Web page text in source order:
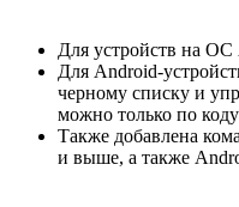
Для устройств на ОС
Для Android-
черному списку и
можно только по
Также добавлена
и выше, а также